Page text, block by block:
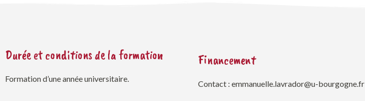
Durée et conditions de la formation
Formation d’une année universitaire.
Financement
Contact : emmanuelle.lavrador@u-bourgogne.fr